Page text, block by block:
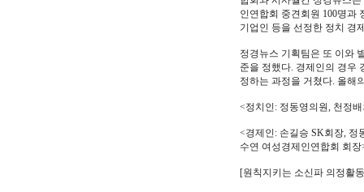
인연합회 중견회원 100명과
기업인 등을 선정한 정치 경
정경뉴스 기획팀은 또 이와
준을 정했다. 경제인의 경우
정하는 과정을 거쳤다. 올해
<정치인: 정동영의원, 천정
<경제인: 손길승 SK회장, 정
수연 여성경제인연합회 회장
[원칙지키는 소신파 의정활